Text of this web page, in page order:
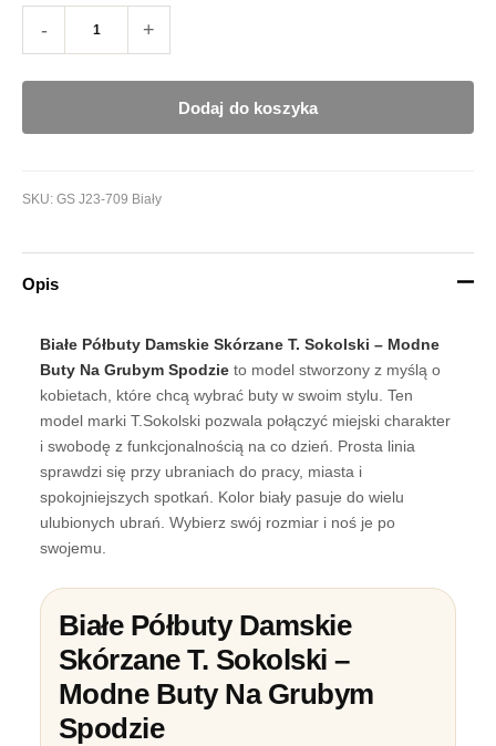
- +
Dodaj do koszyka
SKU: GS J23-709 Biały
Opis
Białe Półbuty Damskie Skórzane T. Sokolski – Modne
Buty Na Grubym Spodzie to model stworzony z myślą o
kobietach, które chcą wybrać buty w swoim stylu. Ten
model marki T.Sokolski pozwala połączyć miejski charakter
i swobodę z funkcjonalnością na co dzień. Prosta linia
sprawdzi się przy ubraniach do pracy, miasta i
spokojniejszych spotkań. Kolor biały pasuje do wielu
ulubionych ubrań. Wybierz swój rozmiar i noś je po
swojemu.
Białe Półbuty Damskie
Skórzane T. Sokolski –
Modne Buty Na Grubym
Spodzie